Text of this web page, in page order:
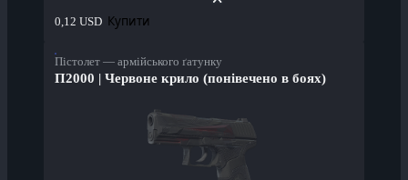
0,12 USD Купити
Пістолет — армійського ґатунку
П2000 | Червоне крило (понівечено в боях)